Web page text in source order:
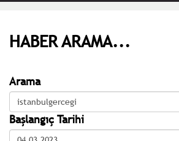
HABER ARAMA...
Arama
Başlangıç Tarihi